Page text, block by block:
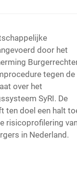
door het
tegen de
over het
SyRI. De
ten doel een halt
risicoprofilering
in Nederland.